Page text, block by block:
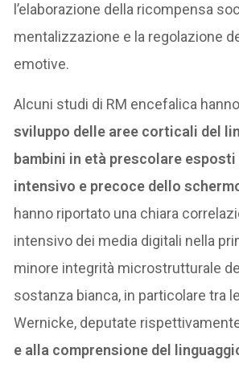
l’elaborazione della ricompensa
mentalizzazione e la regolazione
emotive.
Alcuni studi di RM encefalica
sviluppo delle aree corticali del
bambini in età prescolare esposti
intensivo e precoce dello
hanno riportato una chiara
intensivo dei media digitali nella
minore integrità microstrutturale
sostanza bianca, in particolare tra
Wernicke, deputate
e alla comprensione del